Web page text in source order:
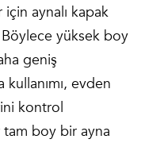
aynalı kapak
Böylece yüksek boy
geniş
kullanımı, evden
kontrol
boy bir ayna